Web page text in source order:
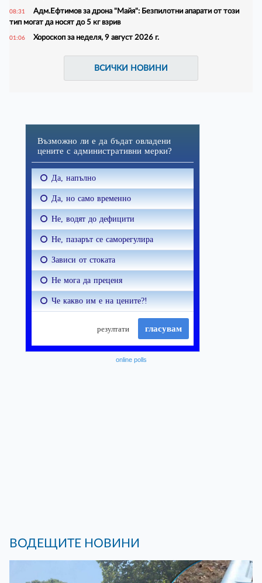
08:31
Адм.Ефтимов за дрона "Майя": Безпилотни апарати от този
тип могат да носят до 5 кг взрив
01:06 Хороскоп за неделя, 9 август 2026 г.
ВСИЧКИ НОВИНИ
online polls
ВОДЕЩИТЕ НОВИНИ